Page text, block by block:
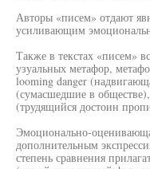
Авторы «писем» отдают
усиливающим
Также в текстах «писем»
узуальных метафор,
looming danger
(сумасшедшие в
(трудящийся достоин
Эмоционально-
дополнительным
степень сравнения